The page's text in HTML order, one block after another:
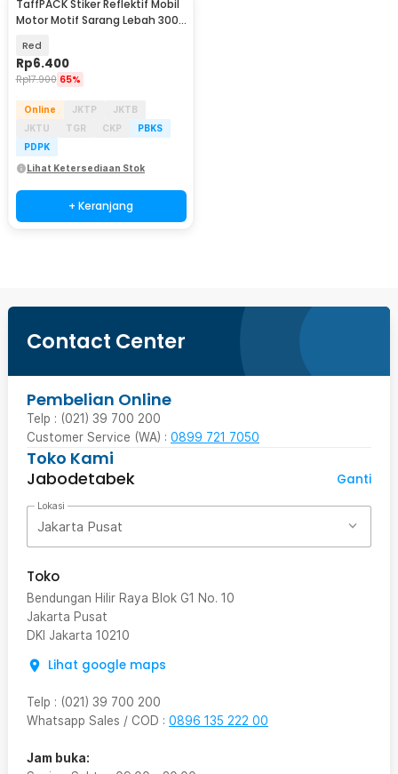
TaffPACK Stiker Reflektif Mobil
Motor Motif Sarang Lebah 300 x
Red
Rp6.400
Rp17.900 65%
Online JKTP
JKTB
JKTU
TGR CKP
PBKS
PDPK
Lihat Ketersediaan Stok
+ Keranjang
Contact Center
Pembelian Online
Telp : (021) 39 700 200
Customer Service (WA) : 0899 721 7050
Toko Kami
Jabodetabek
Ganti
Lokasi
Jakarta Pusat
Toko
Bendungan Hilir Raya Blok G1 No. 10
Jakarta Pusat
DKI Jakarta 10210
Lihat google maps
Telp : (021) 39 700 200
Whatsapp Sales / COD : 0896 135 222 00
Jam buka: